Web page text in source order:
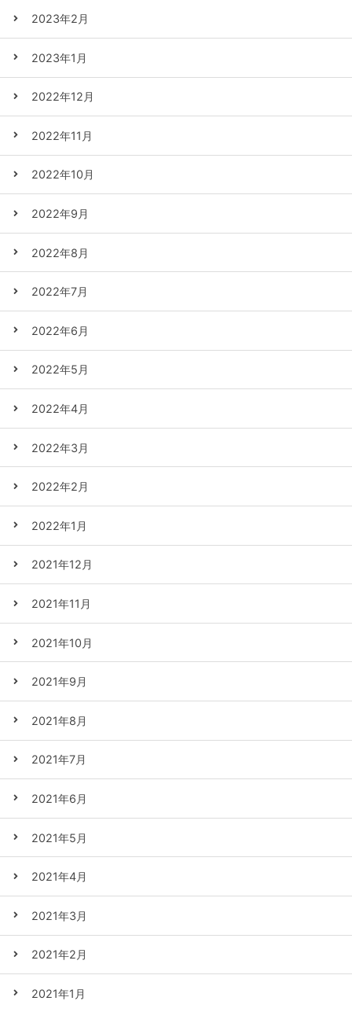
2023年2月
2023年1月
2022年12月
2022年11月
2022年10月
2022年9月
2022年8月
2022年7月
2022年6月
2022年5月
2022年4月
2022年3月
2022年2月
2022年1月
2021年12月
2021年11月
2021年10月
2021年9月
2021年8月
2021年7月
2021年6月
2021年5月
2021年4月
2021年3月
2021年2月
2021年1月